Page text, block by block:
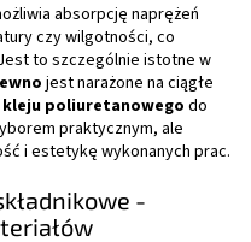
absorpcję naprężeń
czy wilgotności, co
to szczególnie istotne w
jest narażone na ciągłe
kleju poliuretanowego do
praktycznym, ale
i estetykę wykonanych prac.
-